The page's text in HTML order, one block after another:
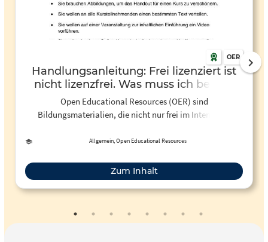
OER
Handlungsanleitung: Frei lizenziert ist
nicht lizenzfrei. Was muss ich bei der
Nutzung von Open Educational
Resources (OER) beachten?
Open Educational Resources (OER) sind
Bildungsmaterialien, die nicht nur frei im Internet zu
einräumen, diese Inhalte weiterzuverwenden und
bei der Weiterverwendung berücksichtigt werden. Der
Artikel zeigt, welche konkreten Rechte man bei OER
bekommt und welche Pflichten man dafür erfüllen muss.
dem Internet urheberrechtlich korrekt in die eigenen
Allgemein, Open Educational Resources
Zum Inhalt